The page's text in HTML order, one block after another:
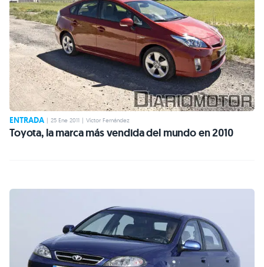
ENTRADA | 25 Ene 2011 | Víctor Fernández
Toyota, la marca más vendida del mundo en 2010